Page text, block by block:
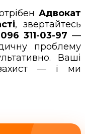
Адвокат
, звертайтесь
096 311-03-97 —
проблему
Ваші
— і ми